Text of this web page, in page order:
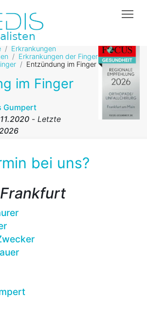
Erkrankungen
Erkrankungen der Finger
Entzündung im Finger
im Finger
Gumpert
- Letzte
bei uns?